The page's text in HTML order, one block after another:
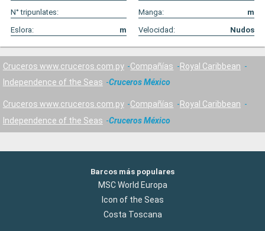
N° tripunlates:
Manga:
m
Eslora:
m Velocidad: Nudos
Cruceros www.cruceros.com.py Compañías
Royal Caribbean
Independence of the Seas
Cruceros México
Cruceros www.cruceros.com.py Compañías
Royal Caribbean
Independence of the Seas
Cruceros México
Barcos más populares
MSC World Europa
Icon of the Seas
Costa Toscana